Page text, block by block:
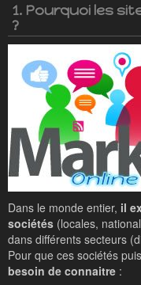
1. Pourquoi les
?
Dans le monde entier, il
sociétés (locales,
dans différents secteurs
Pour que ces sociétés
besoin de connaitre :